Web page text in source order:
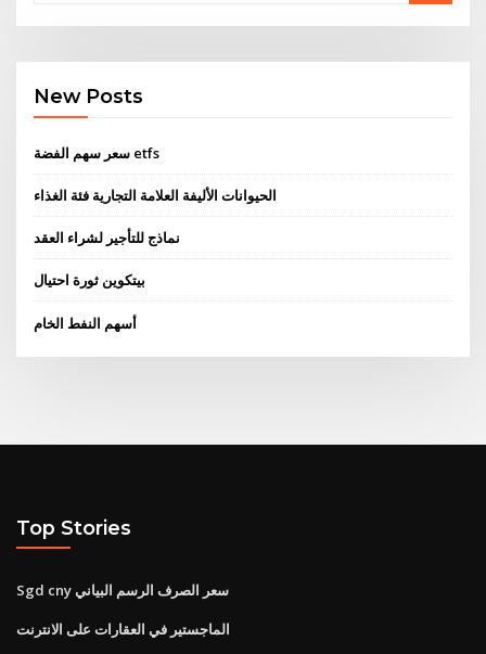
New Posts
سعر سهم الفضة etfs
الحيوانات الأليفة العلامة التجارية فئة الغذاء
نماذج للتأجير لشراء العقد
بيتكوين ثورة احتيال
أسهم النفط الخام
Top Stories
Sgd cny سعر الصرف الرسم البياني
الماجستير في العقارات على الانترنت